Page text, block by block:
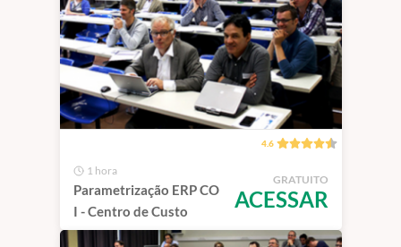
4.6
1 hora
Parametrização ERP CO
I - Centro de Custo
GRATUITO
ACESSAR